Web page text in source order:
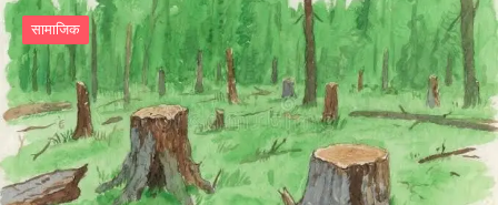
सामाजिक